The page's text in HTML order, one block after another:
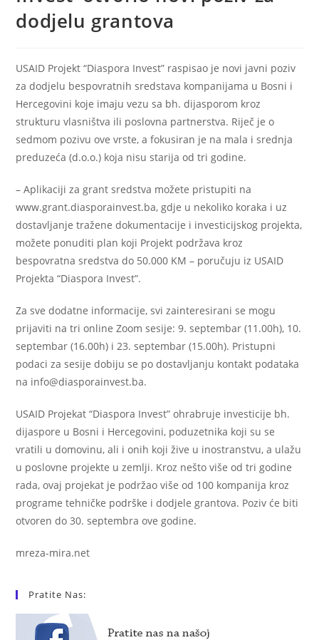
dodjelu grantova
USAID Projekt “Diaspora Invest” raspisao je novi javni poziv
za dodjelu bespovratnih sredstava kompanijama u Bosni i
Hercegovini koje imaju vezu sa bh. dijasporom kroz
strukturu vlasništva ili poslovna partnerstva. Riječ je o
sedmom pozivu ove vrste, a fokusiran je na mala i srednja
preduzeća (d.o.o.) koja nisu starija od tri godine.
– Aplikaciji za grant sredstva možete pristupiti na
www.grant.diasporainvest.ba, gdje u nekoliko koraka i uz
dostavljanje tražene dokumentacije i investicijskog projekta,
možete ponuditi plan koji Projekt podržava kroz
bespovratna sredstva do 50.000 KM – poručuju iz USAID
Projekta “Diaspora Invest”.
Za sve dodatne informacije, svi zainteresirani se mogu
prijaviti na tri online Zoom sesije: 9. septembar (11.00h), 10.
septembar (16.00h) i 23. septembar (15.00h). Pristupni
podaci za sesije dobiju se po dostavljanju kontakt podataka
na info@diasporainvest.ba.
USAID Projekat “Diaspora Invest” ohrabruje investicije bh.
dijaspore u Bosni i Hercegovini, poduzetnika koji su se
vratili u domovinu, ali i onih koji žive u inostranstvu, a ulažu
u poslovne projekte u zemlji. Kroz nešto više od tri godine
rada, ovaj projekat je podržao više od 100 kompanija kroz
programe tehničke podrške i dodjele grantova. Poziv će biti
otvoren do 30. septembra ove godine.
mreza-mira.net
Pratite Nas: